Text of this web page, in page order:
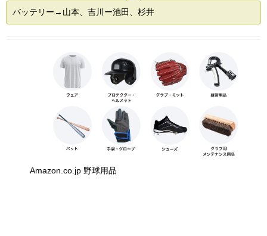
バッテリー→山本、吉川ー池田、杉井
Amazon.co.jp 野球用品